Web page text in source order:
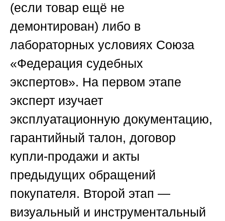
(если товар ещё не
демонтирован) либо в
лабораторных условиях Союза
«Федерация судебных
экспертов». На первом этапе
эксперт изучает
эксплуатационную документацию,
гарантийный талон, договор
купли-продажи и акты
предыдущих обращений
покупателя. Второй этап —
визуальный и инструментальный